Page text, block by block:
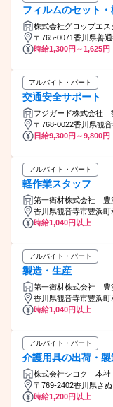
フィルムのセット
株式会社グロップエ
〒765-0071香川県善
時給1,300円～1,625円
アルバイト・パート
交通安全サポート
フジガード株式会社
〒768-0022香川県観
日給9,300円～9,800円
アルバイト・パート
軽作業スタッフ
第一衛材株式会社 豊
香川県観音寺市豊浜町
時給1,040円以上
アルバイト・パート
製造・生産
第一衛材株式会社 豊
香川県観音寺市豊浜町
時給1,040円以上
アルバイト・パート
介護用具の出荷・
株式会社シコク 本社
〒769-2402香川県さ
時給1,200円以上